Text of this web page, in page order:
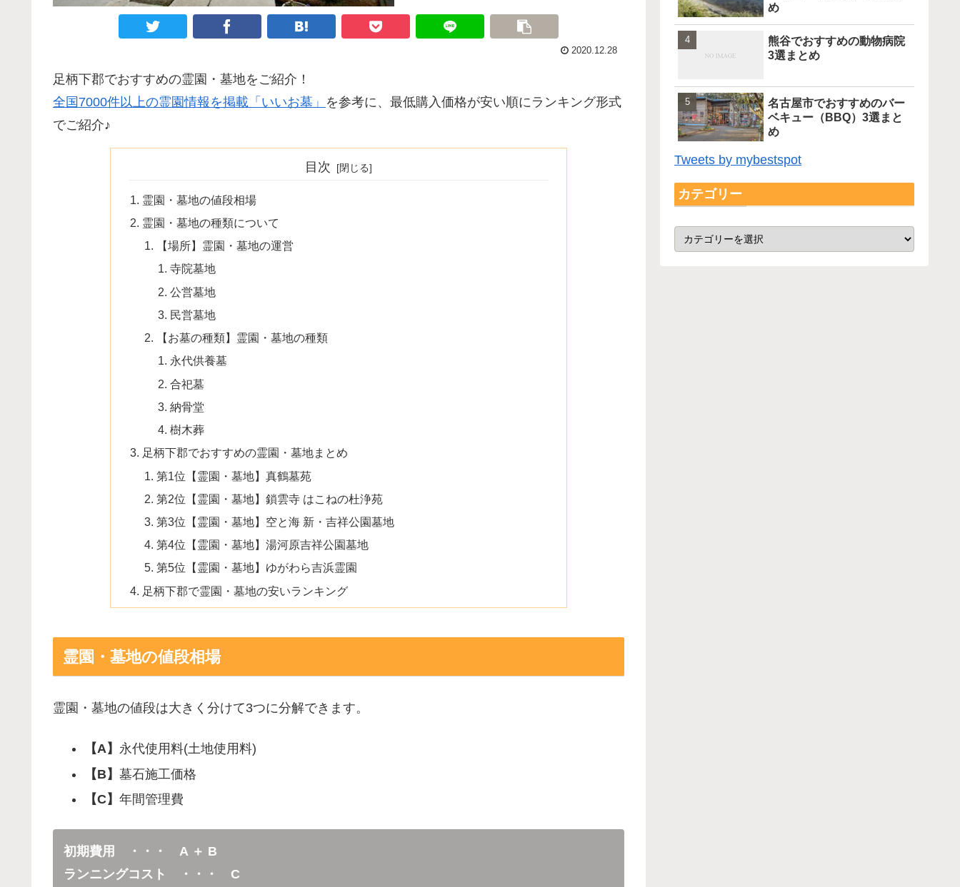
2020.12.28
足柄下郡でおすすめの霊園・墓地をご紹介！
全国7000件以上の霊園情報を掲載「いいお墓」 を参考に、最低購入価格が安い順にランキング形式
でご紹介♪
目次
霊園・墓地の値段相場
霊園・墓地の種類について
【場所】霊園・墓地の運営
寺院墓地
公営墓地
民営墓地
【お墓の種類】霊園・墓地の種類
永代供養墓
合祀墓
納骨堂
樹木葬
足柄下郡でおすすめの霊園・墓地まとめ
第1位【霊園・墓地】真鶴墓苑
第2位【霊園・墓地】鎖雲寺 はこねの杜浄苑
第3位【霊園・墓地】空と海 新・吉祥公園墓地
第4位【霊園・墓地】湯河原吉祥公園墓地
第5位【霊園・墓地】ゆがわら吉浜霊園
足柄下郡で霊園・墓地の安いランキング
霊園・墓地の値段相場
霊園・墓地の値段は大きく分けて3つに分解できます。
【A】 永代使用料(土地使用料)
【B】 墓石施工価格
【C】 年間管理費
初期費用 ・・・ A ＋ B
ランニングコスト ・・・ C
め
熊谷でおすすめの動物病院
3選まとめ
名古屋市でおすすめのバー
ベキュー（BBQ）3選まと
め
Tweets by mybestspot
カテゴリー